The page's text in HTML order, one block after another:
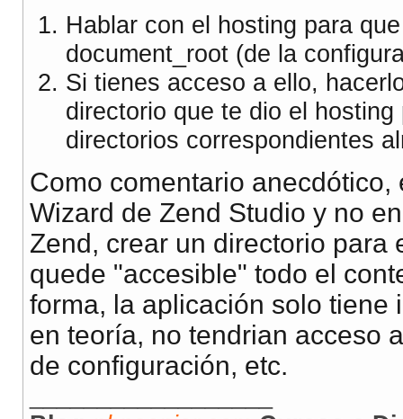
Hablar con el hosting para
document_root (de la
Si tienes acceso a ello,
directorio que te dio el
directorios correspondientes
Como comentario
Wizard de Zend Studio y no
Zend, crear un directorio para
quede "accesible" todo el
forma, la aplicación solo tiene
en teoría, no tendrian acceso
de configuración, etc.